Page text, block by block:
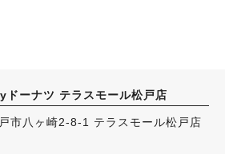
ーナツ テラスモール松戸店
市八ヶ崎2-8-1 テラスモール松戸店